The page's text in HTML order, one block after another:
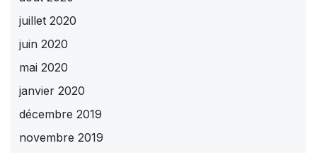
juillet 2020
juin 2020
mai 2020
janvier 2020
décembre 2019
novembre 2019